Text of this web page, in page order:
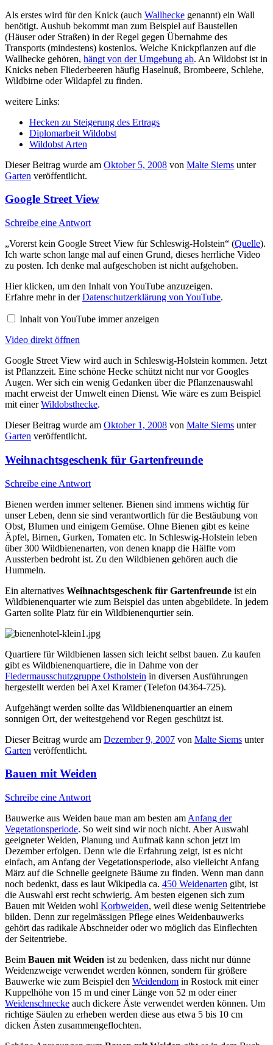
Als erstes wird für den Knick (auch Wallhecke genannt) ein Wall
benötigt. Aushub bekommt man zum Beispiel auf Baustellen
(Häuser oder Straßen) in der Regel gegen Übernahme des
Transports (mindestens) kostenlos. Welche Knickpflanzen auf die
Wallhecke gehören, hängt von der Umgebung ab. An Wildobst ist in
Knicks neben Fliederbeeren häufig Haselnuß, Brombeere, Schlehe,
Wildbirne oder Wildapfel zu finden.
weitere Links:
Hecken zu Steigerung des Ertrags
Diplomarbeit Wildobst
Wildobst Arten
Dieser Beitrag wurde am Oktober 5, 2008 von Malte Siems unter
Garten veröffentlicht.
Google Street View
Schreibe eine Antwort
„Vorerst kein Google Street View für Schleswig-Holstein“ (Quelle).
Ich warte schon lange mal auf einen Grund, dieses herrliche Video
zu posten. Ich denke mal aufgeschoben ist nicht aufgehoben.
Inhalt
von
YouTube
anzeigen
Hier klicken, um den Inhalt von YouTube anzuzeigen.
Erfahre mehr in derDatenschutzerklärung von YouTube.
Inhalt von YouTube immer anzeigen
Video direkt öffnen
Google Street View wird auch in Schleswig-Holstein kommen. Jetzt
ist Pflanzzeit. Eine schöne Hecke schützt nicht nur vor Googles
Augen. Wer sich ein wenig Gedanken über die Pflanzenauswahl
macht erweist der Umwelt einen Dienst. Wie wäre es zum Beispiel
mit einerWildobsthecke.
Dieser Beitrag wurde am Oktober 1, 2008 von Malte Siems unter
Garten veröffentlicht.
Weihnachtsgeschenk für Gartenfreunde
Schreibe eine Antwort
Bienen werden immer seltener. Bienen sind immens wichtig für
unser Leben, denn sie sind verantwortlich für die Bestäubung von
Obst, Blumen und einigem Gemüse. Ohne Bienen gibt es keine
Äpfel, Birnen, Gurken, Tomaten etc. In Schleswig-Holstein leben
über 300 Wildbienenarten, von denen knapp die Hälfte vom
Aussterben bedroht ist. Zu den Wildbienen gehören auch die
Hummeln.
Ein alternatives Weihnachtsgeschenk für Gartenfreunde ist ein
Wildbienenquarter wie zum Beispiel das unten abgebildete. In jedem
Garten sollte Platz für ein Wildbienenqurtier sein.
Quartiere für Wildbienen lassen sich leicht selbst bauen. Zu kaufen
gibt es Wildbienenquartiere, die in Dahme von der
Fledermausschutzgruppe Ostholstein in diversen Ausführungen
hergestellt werden bei Axel Kramer (Telefon 04364-725).
Aufgehängt werden sollte das Wildbienenquartier an einem
sonnigen Ort, der weitestgehend vor Regen geschützt ist.
Dieser Beitrag wurde am Dezember 9, 2007 von Malte Siems unter
Garten veröffentlicht.
Bauen mit Weiden
Schreibe eine Antwort
Bauwerke aus Weiden baue man am besten am Anfang der
Vegetationsperiode. So weit sind wir noch nicht. Aber Auswahl
geeigneter Weiden, Planung und Aufmaß kann schon jetzt im
Dezember erfolgen. Denn wie die Erfahrung zeigt, ist es nicht
einfach, am Anfang der Vegetationsperiode, also vielleicht Anfang
März auf die Schnelle geeignete Bäume zu finden. Wenn man dann
noch bedenkt, dass es laut Wikipedia ca. 450 Weidenarten gibt, ist
die Auswahl erst recht schwierig. Am besten eigenen sich zum
Bauen mit Weiden wohl Korbweiden, weil diese wenig Seitentriebe
bilden. Denn zur regelmässigen Pflege eines Weidenbauwerks
gehört das radikale Abschneider oder wo möglich das Einflechten
der Seitentriebe.
Beim Bauen mit Weiden ist zu bedenken, dass nicht nur dünne
Weidenzweige verwendet werden können, sondern für größere
Bauwerke wie zum Beispiel den Weidendom in Rostock mit einer
Kuppelhöhe von 15 m und einer Länge von 52 m oder einer
Weidenschnecke auch dickere Äste verwendet werden können. Um
richtige Säulen zu erheben werden diese aus etwa 5 bis 10 cm
dicken Ästen zusammengeflochten.